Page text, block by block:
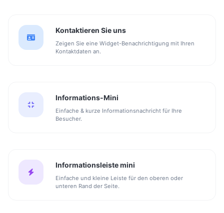
Kontaktieren Sie uns
Zeigen Sie eine Widget-Benachrichtigung mit Ihren
Kontaktdaten an.
Informations-Mini
Einfache & kurze Informationsnachricht für Ihre
Besucher.
Informationsleiste mini
Einfache und kleine Leiste für den oberen oder
unteren Rand der Seite.